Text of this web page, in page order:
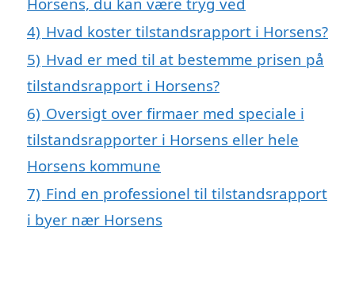
4) Hvad koster tilstandsrapport i Horsens?
5) Hvad er med til at bestemme prisen på
tilstandsrapport i Horsens?
6) Oversigt over firmaer med speciale i
tilstandsrapporter i Horsens eller hele
Horsens kommune
7) Find en professionel til tilstandsrapport
i byer nær Horsens